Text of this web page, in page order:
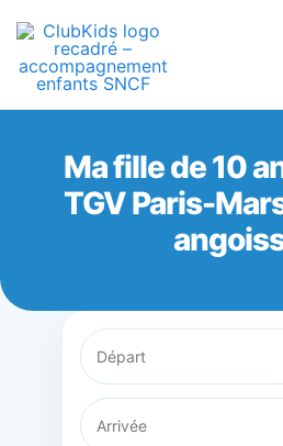
content
ClubKids
Ma fille de 10
TGV Paris-
🚨 Nos accompagnements
Réservez dès